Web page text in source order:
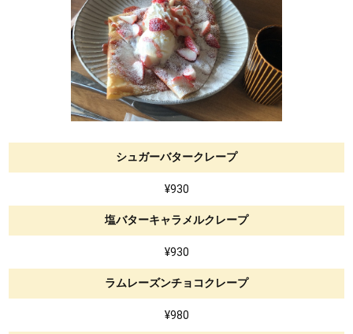
シュガーバタークレープ
¥930
塩バターキャラメルクレープ
¥930
ラムレーズンチョコクレープ
¥980